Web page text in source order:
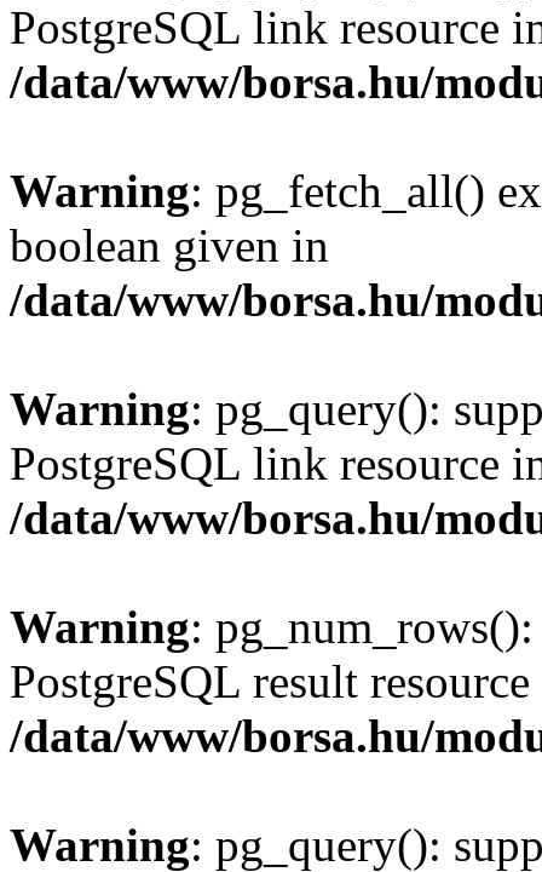
PostgreSQL link resource
/data/www/borsa.hu/
Warning: pg_fetch_all()
boolean given in
/data/www/borsa.hu/
Warning: pg_query():
PostgreSQL link resource
/data/www/borsa.hu/
Warning:
PostgreSQL result
/data/www/borsa.hu/
Warning: pg_query():